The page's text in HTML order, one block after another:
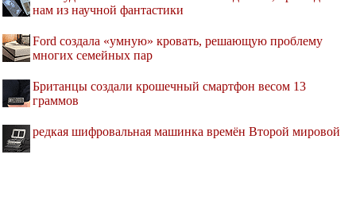
нам из научной фантастики
Ford создала «умную» кровать, решающую проблему
многих семейных пар
Британцы создали крошечный смартфон весом 13
граммов
редкая шифровальная машинка времён Второй мировой